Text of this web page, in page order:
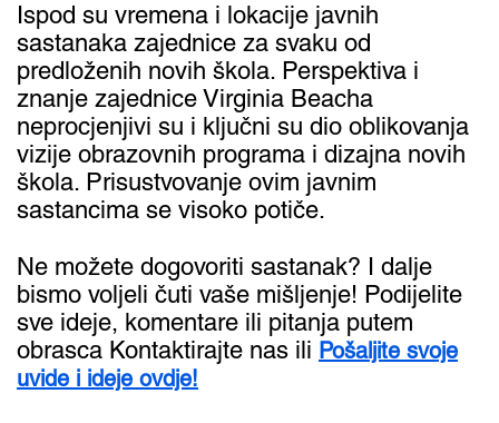
Ispod su vremena i lokacije javnih
sastanaka zajednice za svaku od
predloženih novih škola. Perspektiva i
znanje zajednice Virginia Beacha
neprocjenjivi su i ključni su dio oblikovanja
vizije obrazovnih programa i dizajna novih
škola. Prisustvovanje ovim javnim
sastancima se visoko potiče.
Ne možete dogovoriti sastanak? I dalje
bismo voljeli čuti vaše mišljenje! Podijelite
sve ideje, komentare ili pitanja putem
obrasca Kontaktirajte nas ili Pošaljite svoje
uvide i ideje ovdje!